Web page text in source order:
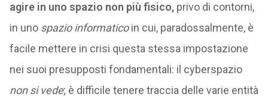
agire in uno spazio non più fisico,privo di contorni,
in uno spazio informaticoin cui, paradossalmente, è
facile mettere in crisi questa stessa impostazione
nei suoi presupposti fondamentali: il cyberspazio
non si vede; è difficile tenere traccia delle varie entità